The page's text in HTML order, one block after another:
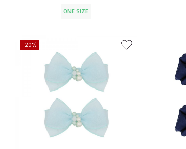
ONE SIZE
-20%